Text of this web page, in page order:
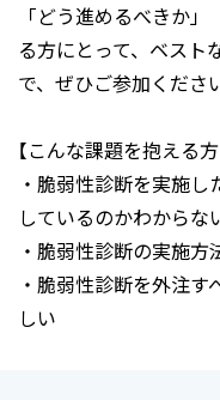
「どう進めるべきか
る方にとって、ベスト
で、ぜひご参加くださ
【こんな課題を抱える
・脆弱性診断を実施
しているのかわからな
・脆弱性診断の実施
・脆弱性診断を外注
しい